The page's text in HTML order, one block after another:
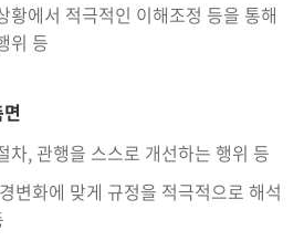
황에서 적극적인 이해조정 등을 통해
위 등
차, 관행을 스스로 개선하는 행위 등
변화에 맞게 규정을 적극적으로 해석